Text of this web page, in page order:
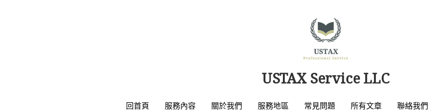
USTAX Service LLC
回首頁 服務內容 關於我們 服務地區 常見問題 所有文章 聯絡我們
USTAX Service LLC
回首頁 服務內容 關於我們 服務地區 常見問題 所有文章 聯絡我們